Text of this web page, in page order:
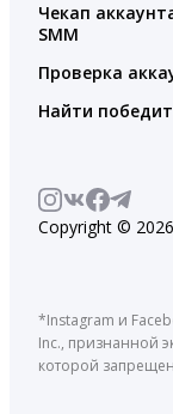
Чекап
SMM
Проверка
Найти
Copyright ©
*Instagram и
Inc., признанной
которой